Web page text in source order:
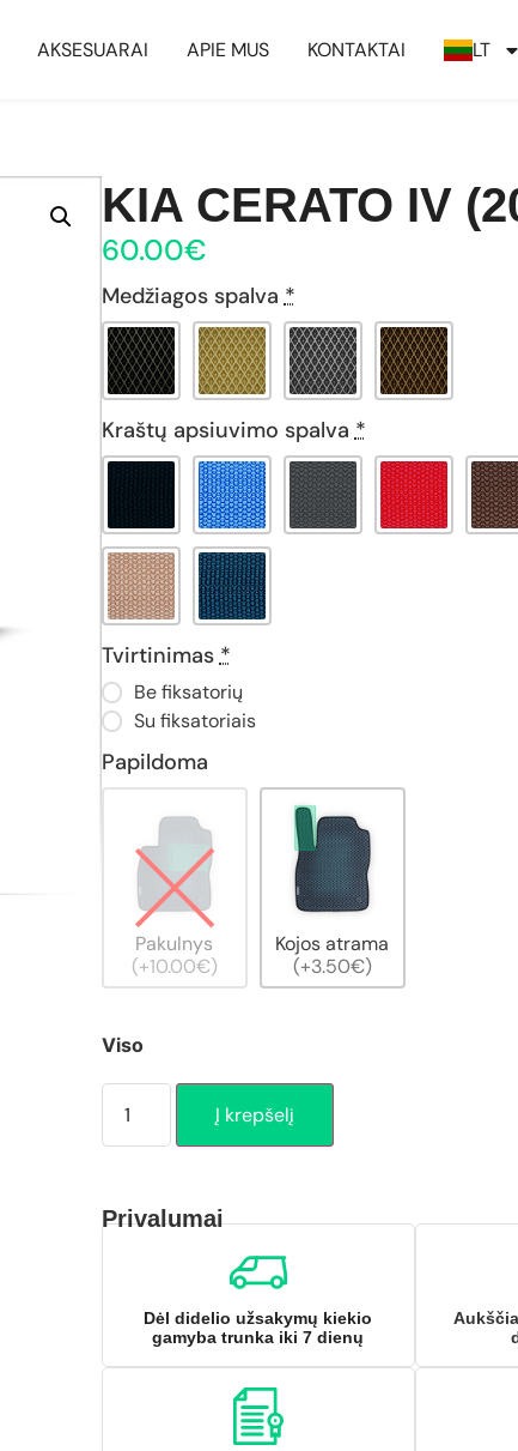
AKSESUARAI APIE MUS KONTAKTAI LT
KIA CERATO IV
60.00€
Medžiagos spalva *
Kraštų apsiuvimo spalva *
Tvirtinimas *
Be fiksatorių
Su fiksatoriais
Papildoma
Pakulnys
(+10.00€)
Kojos atrama
(+3.50€)
Viso
Į krepšelį
Privalumai
Dėl didelio užsakymų kiekio
gamyba trunka iki 7 dienų